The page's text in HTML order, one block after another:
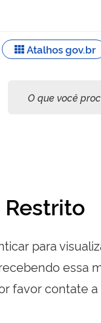
para
essa
favor contate a